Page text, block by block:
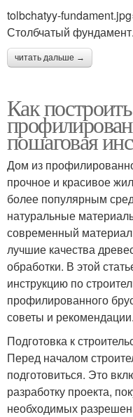
tolbchatyy-
Столбчатый фундамент.
читать дальше →
Как
пошаговая
Дом из
прочное и красивое
более популярным
натуральные
современный
лучшие качества
обработки. В этой
инструкцию по
профилированного
советы и рекомендации.
Подготовка к
Перед началом
подготовиться. Это
разработку проекта,
необходимых